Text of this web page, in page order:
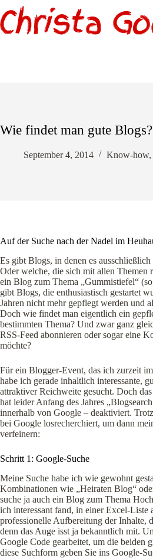
Inhalt
springen
Wie findet man gute Blogs?
September 4, 2014 Know-how,
Auf der Suche nach der Nadel im
Es gibt Blogs, in denen es
Oder welche, die sich mit allen Themen
ein Blog zum Thema „Gummistiefel“
gibt Blogs, die enthusiastisch gestartet
Jahren nicht mehr gepflegt werden und
Doch wie findet man eigentlich ein
bestimmten Thema? Und zwar ganz
RSS-Feed abonnieren oder sogar eine
möchte?
Für ein Blogger-Event, das ich zurzeit
habe ich gerade inhaltlich interessante,
attraktiver Reichweite gesucht. Doch
hat leider Anfang des Jahres
innerhalb von Google – deaktiviert.
bei Google losrecherchiert, um dann
verfeinern:
Schritt 1: Google-Suche
Meine Suche habe ich wie gewohnt
Kombinationen wie „Heiraten Blog“
suche ja auch ein Blog zum Thema
ich interessant fand, in einer Excel-
professionelle Aufbereitung der Inhalte,
denn das Auge isst ja bekanntlich mit.
Google Code gearbeitet, um die beiden
diese Suchform geben Sie ins Google-